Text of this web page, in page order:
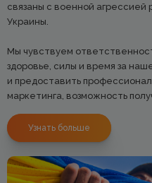
связаны с военной
Украины.
Мы чувствуем
здоровье, силы и время за
и предоставить
маркетинга, возможность
Узнать больше